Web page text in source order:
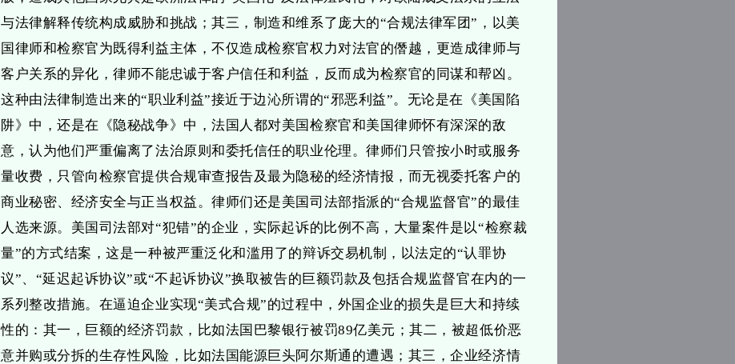
与法律解释传统构成威胁和挑战；其三，制造和维系了庞大的“合规法律军团”，以美
国律师和检察官为既得利益主体，不仅造成检察官权力对法官的僭越，更造成律师与
客户关系的异化，律师不能忠诚于客户信任和利益，反而成为检察官的同谋和帮凶。
这种由法律制造出来的“职业利益”接近于边沁所谓的“邪恶利益”。无论是在《美国陷
阱》中，还是在《隐秘战争》中，法国人都对美国检察官和美国律师怀有深深的敌
意，认为他们严重偏离了法治原则和委托信任的职业伦理。律师们只管按小时或服务
量收费，只管向检察官提供合规审查报告及最为隐秘的经济情报，而无视委托客户的
商业秘密、经济安全与正当权益。律师们还是美国司法部指派的“合规监督官”的最佳
人选来源。美国司法部对“犯错”的企业，实际起诉的比例不高，大量案件是以“检察裁
量”的方式结案，这是一种被严重泛化和滥用了的辩诉交易机制，以法定的“认罪协
议”、“延迟起诉协议”或“不起诉协议”换取被告的巨额罚款及包括合规监督官在内的一
系列整改措施。在逼迫企业实现“美式合规”的过程中，外国企业的损失是巨大和持续
性的：其一，巨额的经济罚款，比如法国巴黎银行被罚89亿美元；其二，被超低价恶
意并购或分拆的生存性风险，比如法国能源巨头阿尔斯通的遭遇；其三，企业经济情